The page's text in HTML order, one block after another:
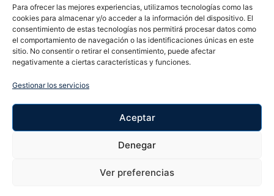
Para ofrecer las mejores experiencias, utilizamos tecnologías como las
cookies para almacenar y/o acceder a la información del dispositivo. El
consentimiento de estas tecnologías nos permitirá procesar datos como
el comportamiento de navegación o las identificaciones únicas en este
sitio. No consentir o retirar el consentimiento, puede afectar
negativamente a ciertas características y funciones.
Gestionar los servicios
Aceptar
Denegar
Ver preferencias
abril 2022
octubre 2021
septiembre 2021
agosto 2021
noviembre 2020
septiembre 2020
agosto 2020